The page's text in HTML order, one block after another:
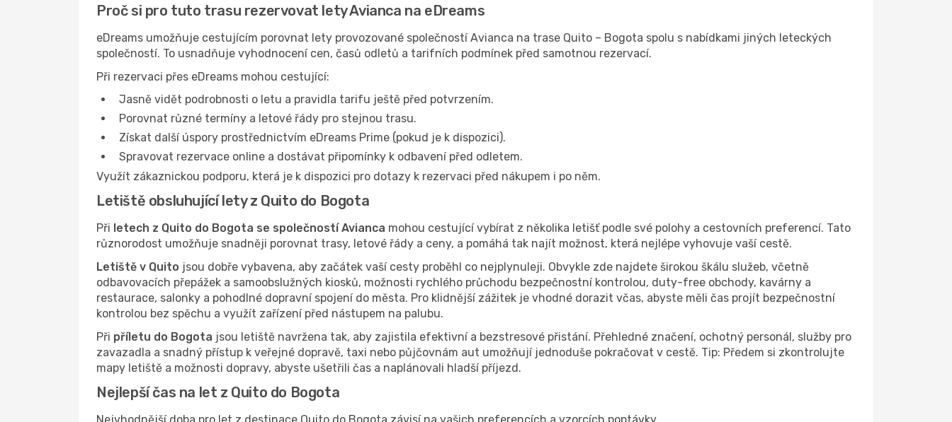
Proč si pro tuto trasu rezervovat lety Avianca na eDreams
eDreams umožňuje cestujícím porovnat lety provozované společností Avianca na trase Quito – Bogota spolu s nabídkami jiných leteckých
společností. To usnadňuje vyhodnocení cen, časů odletů a tarifních podmínek před samotnou rezervací.
Při rezervaci přes eDreams mohou cestující:
Jasně vidět podrobnosti o letu a pravidla tarifu ještě před potvrzením.
Porovnat různé termíny a letové řády pro stejnou trasu.
Získat další úspory prostřednictvím eDreams Prime (pokud je k dispozici).
Spravovat rezervace online a dostávat připomínky k odbavení před odletem.
Využít zákaznickou podporu, která je k dispozici pro dotazy k rezervaci před nákupem i po něm.
Letiště obsluhující lety z Quito do Bogota
Při letech z Quito do Bogota se společností Avianca mohou cestující vybírat z několika letišť podle své polohy a cestovních preferencí. Tato
různorodost umožňuje snadněji porovnat trasy, letové řády a ceny, a pomáhá tak najít možnost, která nejlépe vyhovuje vaší cestě.
Letiště v Quito jsou dobře vybavena, aby začátek vaší cesty proběhl co nejplynuleji. Obvykle zde najdete širokou škálu služeb, včetně
odbavovacích přepážek a samoobslužných kiosků, možnosti rychlého průchodu bezpečnostní kontrolou, duty-free obchody, kavárny a
restaurace, salonky a pohodlné dopravní spojení do města. Pro klidnější zážitek je vhodné dorazit včas, abyste měli čas projít bezpečnostní
kontrolou bez spěchu a využít zařízení před nástupem na palubu.
Při příletu do Bogota jsou letiště navržena tak, aby zajistila efektivní a bezstresové přistání. Přehledné značení, ochotný personál, služby pro
zavazadla a snadný přístup k veřejné dopravě, taxi nebo půjčovnám aut umožňují jednoduše pokračovat v cestě. Tip: Předem si zkontrolujte
mapy letiště a možnosti dopravy, abyste ušetřili čas a naplánovali hladší příjezd.
Nejlepší čas na let z Quito do Bogota